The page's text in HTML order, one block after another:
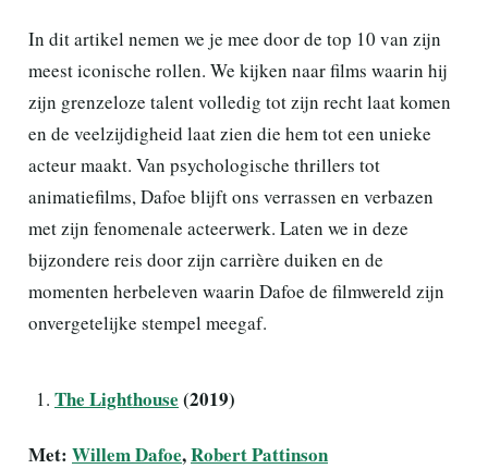
In dit artikel nemen we je mee door de top 10 van zijn
meest iconische rollen. We kijken naar films waarin hij
zijn grenzeloze talent volledig tot zijn recht laat komen
en de veelzijdigheid laat zien die hem tot een unieke
acteur maakt. Van psychologische thrillers tot
animatiefilms, Dafoe blijft ons verrassen en verbazen
met zijn fenomenale acteerwerk. Laten we in deze
bijzondere reis door zijn carrière duiken en de
momenten herbeleven waarin Dafoe de filmwereld zijn
onvergetelijke stempel meegaf.
The Lighthouse (2019)
Met: Willem Dafoe,Robert Pattinson